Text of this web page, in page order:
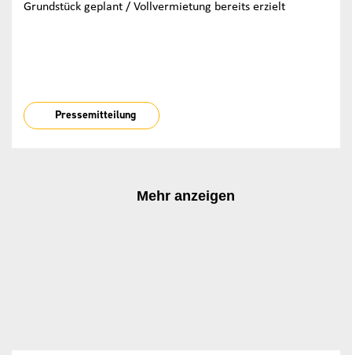
Grundstück geplant / Vollvermietung bereits erzielt
Pressemitteilung
Mehr anzeigen